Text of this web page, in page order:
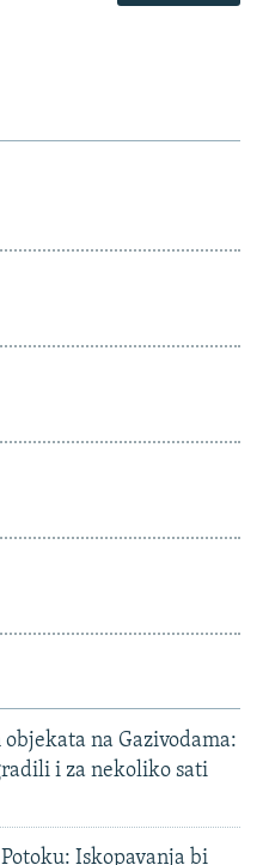
na Gazivodama:
i za nekoliko sati
Iskopavanja bi